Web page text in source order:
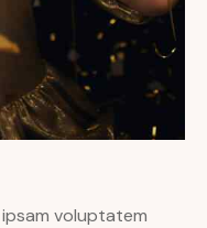
voluptatem